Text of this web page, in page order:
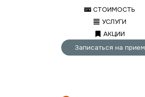
СТОИМОСТЬ
УСЛУГИ
АКЦИИ
Записаться на прием